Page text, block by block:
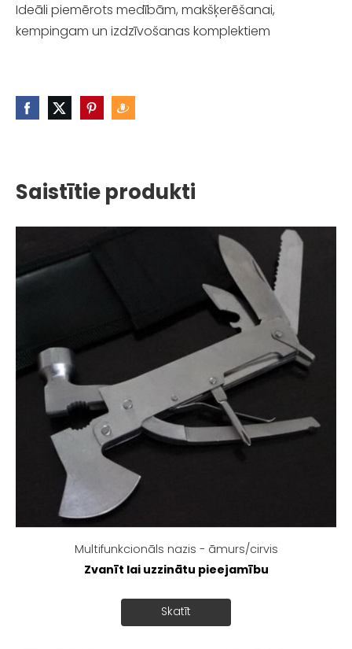
Ideāli piemērots medībām, makšķerēšanai,
kempingam un izdzīvošanas komplektiem
Saistītie produkti
Multifunkcionāls nazis - āmurs/cirvis
Zvanīt lai uzzinātu pieejamību
Skatīt